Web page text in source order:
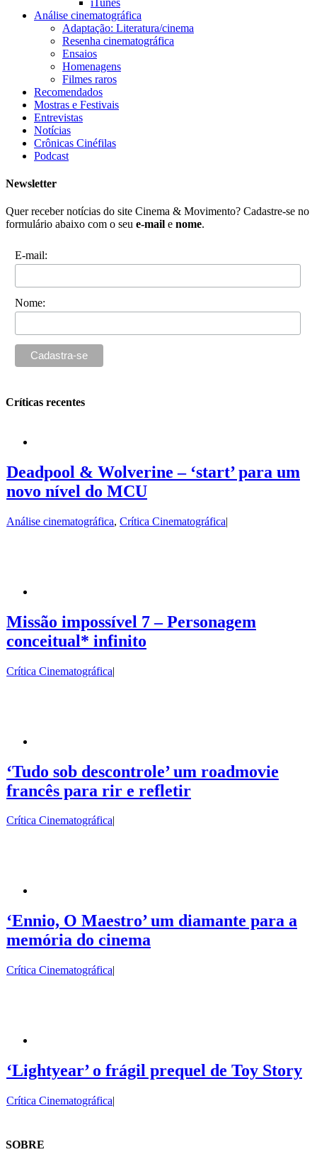
Análise cinematográfica
Adaptação: Literatura/cinema
Resenha cinematográfica
Ensaios
Homenagens
Filmes raros
Recomendados
Mostras e Festivais
Entrevistas
Notícias
Crônicas Cinéfilas
Podcast
Newsletter
Quer receber notícias do site Cinema & Movimento? Cadastre-se no
formulário abaixo com o seu e-mail e nome.
E-mail:
Nome:
Críticas recentes
Deadpool & Wolverine – ‘start’ para um
novo nível do MCU
Análise cinematográfica, Crítica Cinematográfica|
Missão impossível 7 – Personagem
conceitual* infinito
Crítica Cinematográfica|
‘Tudo sob descontrole’ um roadmovie
francês para rir e refletir
Crítica Cinematográfica
‘Ennio, O Maestro’ um diamante para a
memória do cinema
Crítica Cinematográfica|
‘Lightyear’ o frágil prequel de Toy Story
Crítica Cinematográfica|
SOBRE